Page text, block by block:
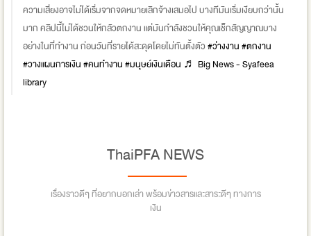
ความเสี่ยงอาจไม่ได้เริ่มจากจดหมายเลิกจ้างเสมอไป บางทีมันเริ่มเงียบกว่านั้น
มาก คลิปนี้ไม่ได้ชวนให้กลัวตกงาน แต่มันกำลังชวนให้คุณเช็กสัญญาณบาง
อย่างในที่ทำงาน ก่อนวันที่รายได้สะดุดโดยไม่ทันตั้งตัว #ว่างงาน #ตกงาน
#วางแผนการเงิน #คนทํางาน #มนุษย์เงินเดือน ♬ Big News - Syafeea
library
ThaiPFA NEWS
เรื่องราวดีๆ ที่อยากบอกเล่า พร้อมข่าวสารและสาระดีๆ ทางการ
เงิน